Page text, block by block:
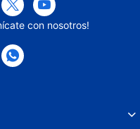
con nosotros!